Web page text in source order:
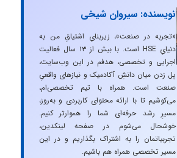
نویسنده: سیروان شیخی
«تجربه در صنعت»، زیربنایِ اشتیاقِ من به
دنیایِ HSE است. با بیش از ۱۳ سال فعالیت
اجرایی و تخصصی، هدفم در این وب‌سایت،
پل زدن میان دانشِ آکادمیک و نیازهای واقعیِ
صنعت است. همراه با تیم تخصصی‌ام،
می‌کوشیم تا با ارائه محتوای کاربردی و به‌روز،
مسیرِ رشد حرفه‌ای شما را هموارتر کنیم.
خوشحال می‌شوم در صفحه لینکدین،
تجربیاتمان را به اشتراک بگذاریم و در این
مسیر تخصصی همراه هم باشیم.